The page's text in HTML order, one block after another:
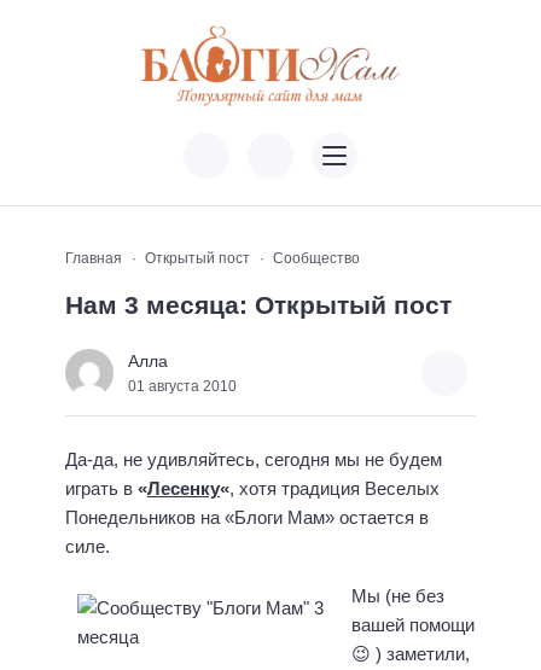
Главная Открытый пост Сообщество
Нам 3 месяца: Открытый пост
Алла
01 августа 2010
Да-да, не удивляйтесь, сегодня мы не будем
играть в «Лесенку«, хотя традиция Веселых
Понедельников на «Блоги Мам» остается в
силе.
Мы (не без
вашей помощи
😉 ) заметили,